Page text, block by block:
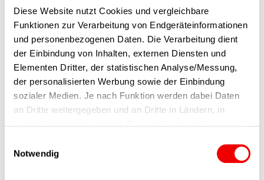
Diese Website nutzt Cookies und vergleichbare
Funktionen zur Verarbeitung von Endgeräteinformationen
und personenbezogenen Daten. Die Verarbeitung dient
der Einbindung von Inhalten, externen Diensten und
Elementen Dritter, der statistischen Analyse/Messung,
der personalisierten Werbung sowie der Einbindung
sozialer Medien. Je nach Funktion werden dabei Daten
an Dritte weitergegeben und an Dritte in Ländern, in
Einwilligung ist stets freiwillig, für die Nutzung unserer
Website nicht erforderlich und kann jederzeit auf unserer
Notwendig
06.08.2026
Monatsrückblick Juli 2026
Der Monatsrückblick Juli zeigt, dass auch in
der Urlaubszeit viel im Team der